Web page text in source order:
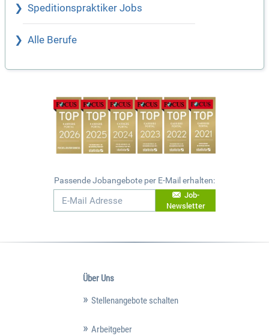
Speditionspraktiker Jobs
Alle Berufe
Passende Jobangebote per E-Mail erhalten:
Job-
Newsletter
Über Uns
Stellenangebote schalten
Arbeitgeber